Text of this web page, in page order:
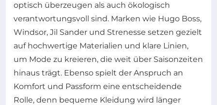
optisch überzeugen als auch ökologisch
verantwortungsvoll sind. Marken wie Hugo Boss,
Windsor, Jil Sander und Strenesse setzen gezielt
auf hochwertige Materialien und klare Linien,
um Mode zu kreieren, die weit über Saisonzeiten
hinaus trägt. Ebenso spielt der Anspruch an
Komfort und Passform eine entscheidende
Rolle, denn bequeme Kleidung wird länger